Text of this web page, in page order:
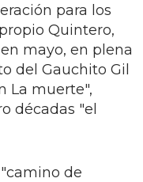
para los
Quintero,
en mayo, en plena
del Gauchito Gil
La muerte",
décadas "el
de